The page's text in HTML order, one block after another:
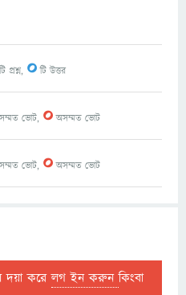
প্রশ্ন, 0টি উত্তর
ভোট, 0অসম্মত ভোট
ভোট, 0অসম্মত ভোট
দয়া করেলগ ইন করুনকিংবা